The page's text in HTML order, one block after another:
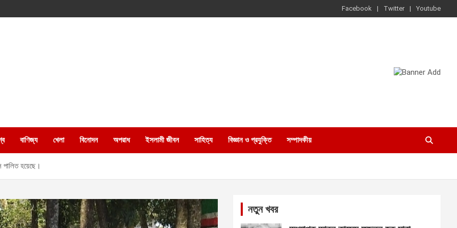
Facebook Twitter Youtube
বাণিজ্য খেলা বিনোদন অপরাধ ইসলামী জীবন সাহিত্য বিজ্ঞান ও প্রযুক্তি সম্পাদকীয়
হয়েছে।
নতুন খবর